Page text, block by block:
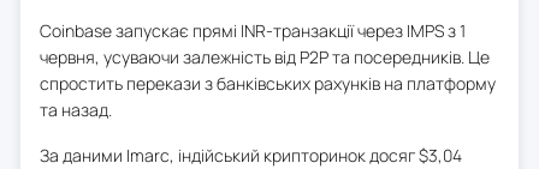
Coinbase запускає прямі INR-транзакції через IMPS з 1
червня, усуваючи залежність від P2P та посередників. Це
спростить перекази з банківських рахунків на платформу
та назад.
За даними Imarc, індійський крипторинок досяг $3,04